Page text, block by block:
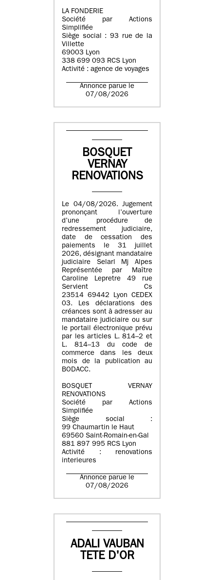
LA FONDERIE
Société par Actions
Simplifiée
Siège social : 93 rue de la
Villette
69003 Lyon
338 699 093 RCS Lyon
Activité : agence de voyages
Annonce parue le
07/08/2026
BOSQUET
VERNAY
RENOVATIONS
Le 04/08/2026. Jugement
prononçant l’ouverture
d’une procédure de
redressement judiciaire,
date de cessation des
paiements le 31 juillet
2026, désignant mandataire
judiciaire Selarl Mj Alpes
Représentée par Maître
Caroline Lepretre 49 rue
Servient Cs
23514 69442 Lyon CEDEX
03. Les déclarations des
créances sont à adresser au
mandataire judiciaire ou sur
le portail électronique prévu
par les articles L. 814–2 et
L. 814–13 du code de
commerce dans les deux
mois de la publication au
BODACC.
BOSQUET VERNAY
RENOVATIONS
Société par Actions
Simplifiée
Siège social :
99 Chaumartin le Haut
69560 Saint-Romain-en-Gal
881 897 995 RCS Lyon
Activité : renovations
interieures
Annonce parue le
07/08/2026
ADALI VAUBAN
TETE D'OR